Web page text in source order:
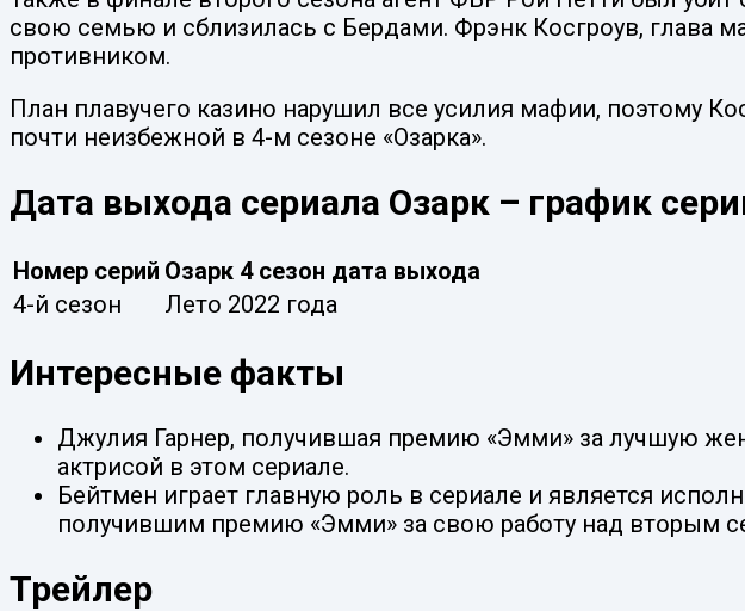
свою семью и сблизилась с Бердами. Фрэнк Косгроув, глава
противником.
План плавучего казино нарушил все усилия мафии, поэтому
почти неизбежной в 4-м сезоне «Озарка».
Дата выхода сериала Озарк – график
Номер серий Озарк 4 сезон дата выхода
4-й сезон
Лето 2022 года
Интересные факты
Джулия Гарнер, получившая премию «Эмми» за лучшую
актрисой в этом сериале.
Бейтмен играет главную роль в сериале и является
получившим премию «Эмми» за свою работу над вторым
Трейлер